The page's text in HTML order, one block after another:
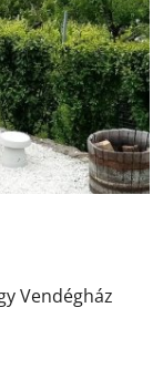
Vendégház